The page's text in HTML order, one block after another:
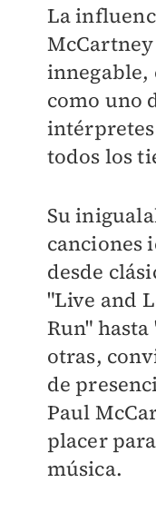
La
innegable,
como uno
todos los
Su
canciones
desde
"Live and
Run"
otras,
de
Paul
placer
música.